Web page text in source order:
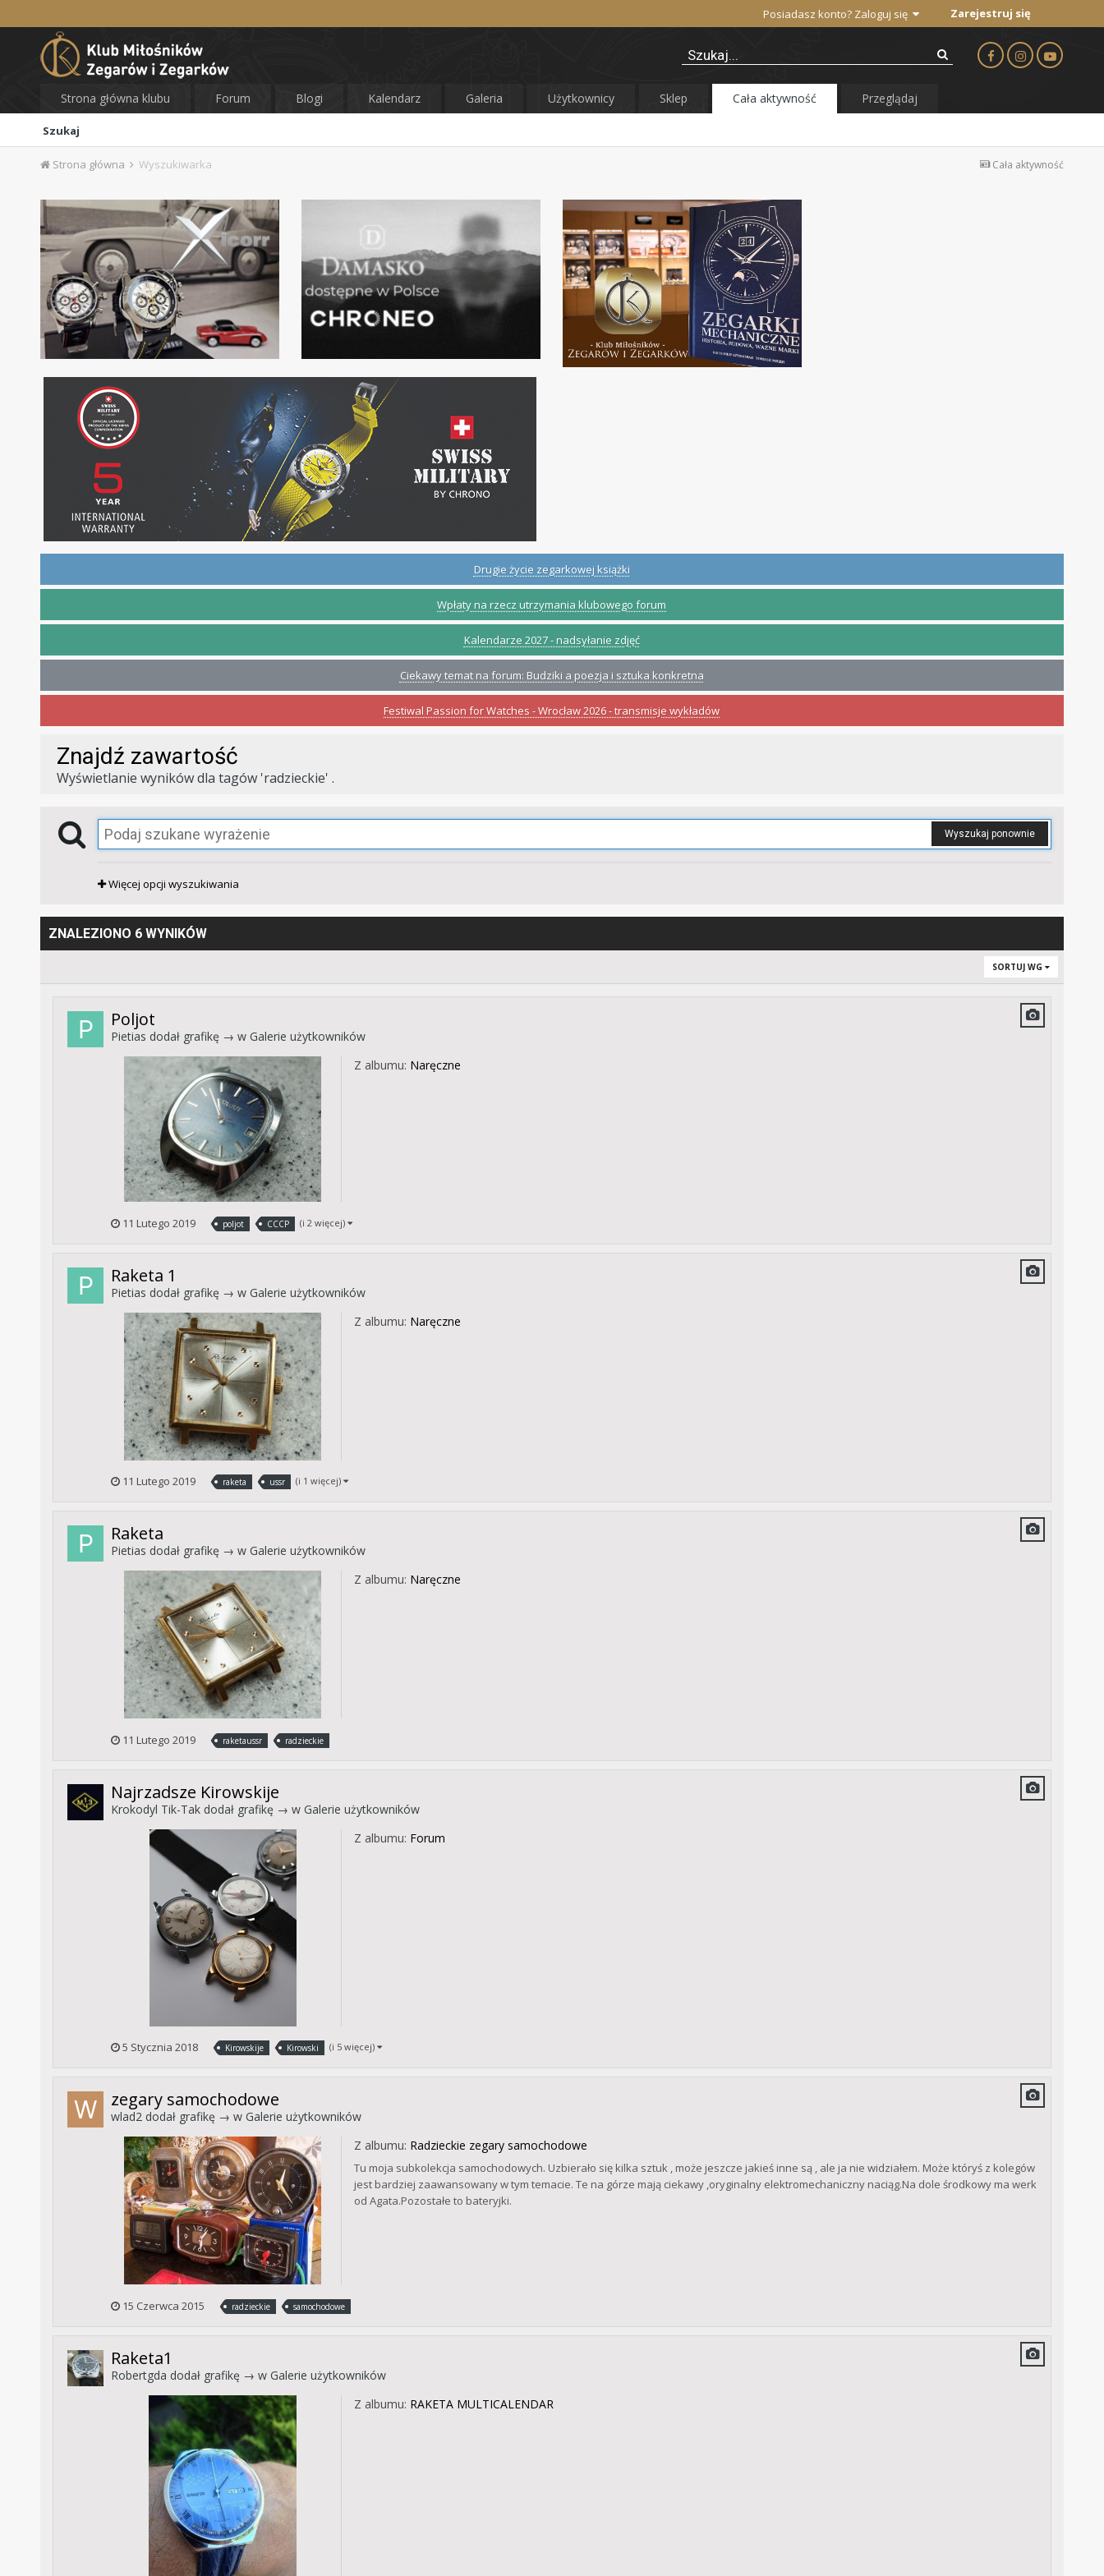
Posiadasz konto? Zaloguj się Zarejestruj się
Strona główna klubu Forum Blogi Kalendarz Galeria Użytkownicy Sklep Cała aktywność
Szukaj
Przeglądaj
Cała aktywność
Strona główna Wyszukiwarka
Drugie życie zegarkowej książki
Wpłaty na rzecz utrzymania klubowego forum
Kalendarze 2027 - nadsyłanie zdjęć
Ciekawy temat na forum: Budziki a poezja i sztuka konkretna
Festiwal Passion for Watches - Wrocław 2026 - transmisje wykładów
Znajdź zawartość
Wyświetlanie wyników dla tagów 'radzieckie' .
Wyszukaj ponownie
Więcej opcji wyszukiwania
ZNALEZIONO 6 WYNIKÓW
SORTUJ WG
Poljot
Pietias dodał grafikę → w Galerie użytkowników
Z albumu: Naręczne
11 Lutego 2019 poljot CCCP (i 2 więcej)
Raketa 1
Pietias dodał grafikę → w Galerie użytkowników
Z albumu: Naręczne
11 Lutego 2019 raketa ussr (i 1 więcej)
Raketa
Pietias dodał grafikę → w Galerie użytkowników
Z albumu: Naręczne
11 Lutego 2019 raketaussr radzieckie
Najrzadsze Kirowskije
Krokodyl Tik-Takdodał grafikę → w Galerie użytkowników
Z albumu: Forum
5 Stycznia 2018 Kirowskije Kirowski (i 5 więcej)
zegary samochodowe
wlad2dodał grafikę → w Galerie użytkowników
Z albumu: Radzieckie zegary samochodowe
Tu moja subkolekcja samochodowych. Uzbierało się kilka sztuk , może jeszcze jakieś inne są , ale ja nie widziałem. Może któryś z kolegów
jest bardziej zaawansowany w tym temacie. Te na górze mają ciekawy ,oryginalny elektromechaniczny naciąg.Na dole środkowy ma werk
od Agata.Pozostałe to bateryjki.
15 Czerwca 2015 radzieckie samochodowe
Raketa1
Robertgda dodał grafikę → w Galerie użytkowników
Z albumu: RAKETA MULTICALENDAR